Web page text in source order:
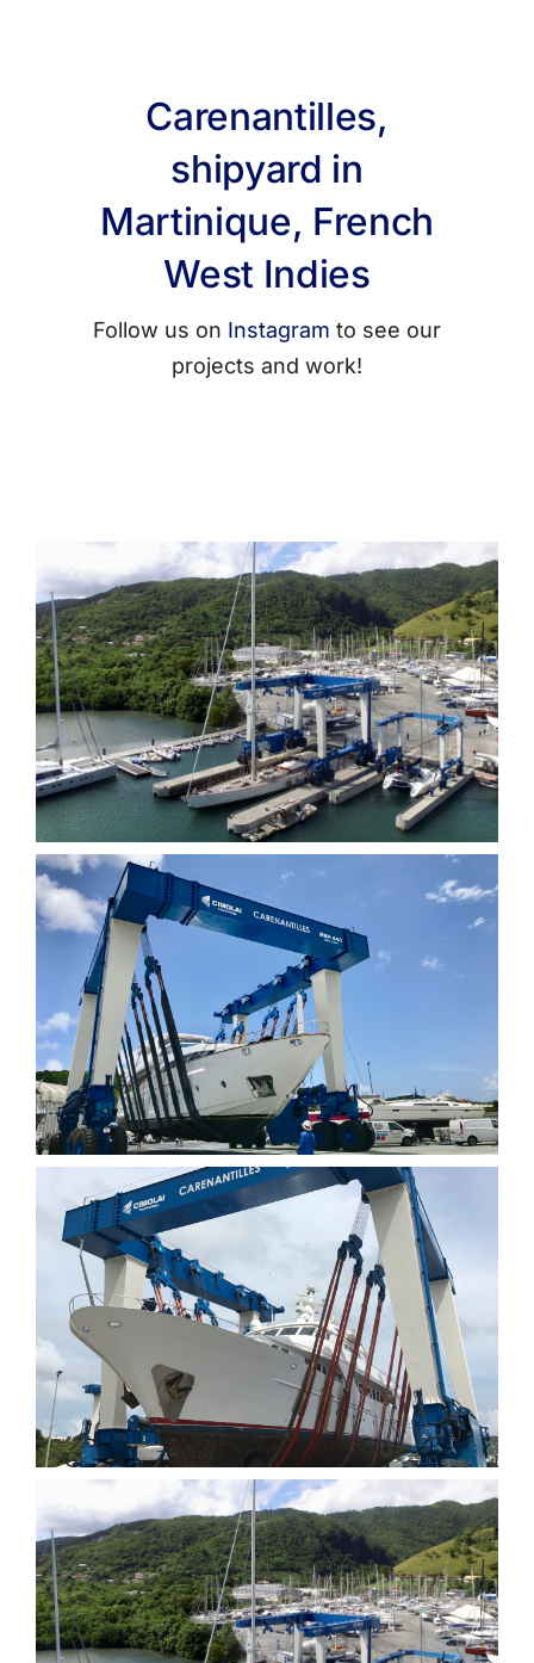
Carenantilles,
shipyard in
Martinique, French
West Indies
Follow us on Instagram to see our
projects and work!